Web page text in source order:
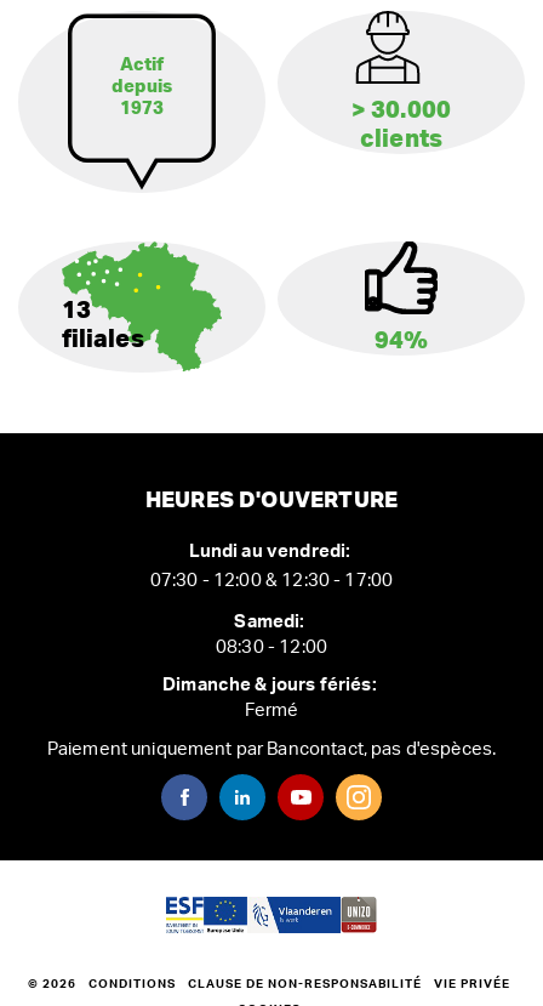
Actif
depuis
1973
> 30.000
clients
13
filiales
94%
HEURES D'OUVERTURE
Lundi au vendredi:
07:30 - 12:00 & 12:30 - 17:00
Samedi:
08:30 - 12:00
Dimanche & jours fériés:
Fermé
Paiement uniquement par Bancontact, pas d'espèces.
© 2026 CONDITIONS CLAUSE DE NON-RESPONSABILITÉ VIE PRIVÉE